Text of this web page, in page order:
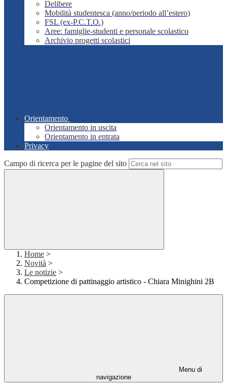
Delibere
Mobilità studentesca (anno/periodo all’estero)
FSL (ex-P.C.T.O.)
Aree: famiglie-studenti e personale scolastico
Archivio progetti scolastici
Orientamento
Orientamento in uscita
Orientamento in entrata
Privacy
Campo di ricerca per le pagine del sito
Home >
Novità >
Le notizie >
Competizione di pattinaggio artistico - Chiara Minighini 2B
Menu di
navigazione